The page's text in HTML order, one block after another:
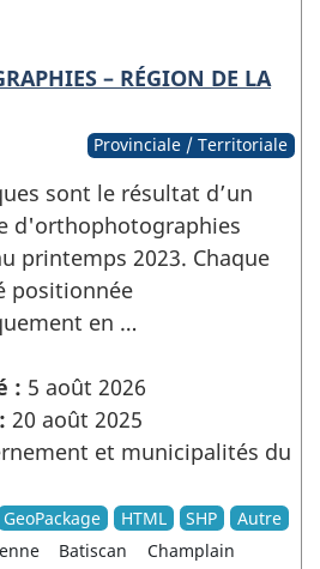
– RÉGION DE LA
Provinciale / Territoriale
sont le résultat d’un
d'orthophotographies
printemps 2023. Chaque
positionnée
en …
: 5 août 2026
20 août 2025
et municipalités du
GeoPackage HTML SHP Autre
Batiscan
Champlain